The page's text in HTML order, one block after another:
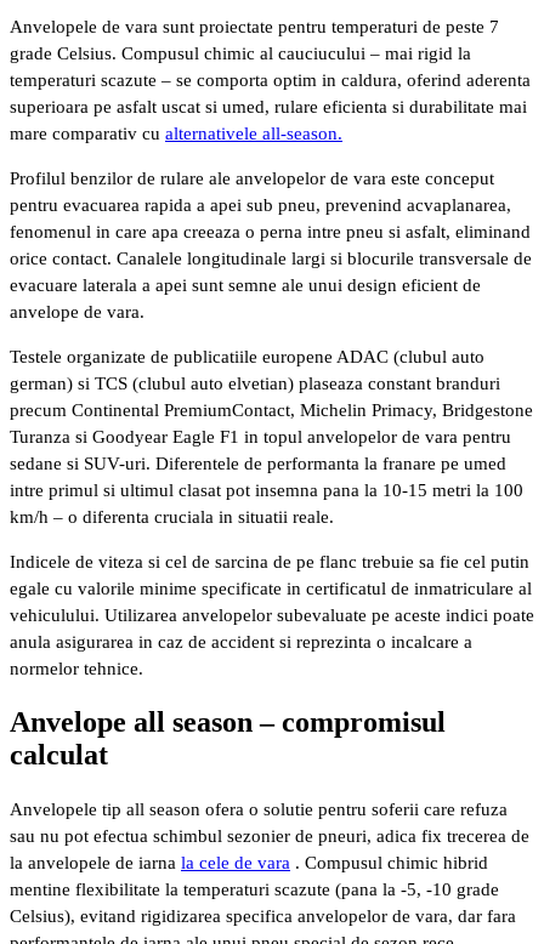
Anvelopele de vara sunt proiectate pentru temperaturi de peste 7
grade Celsius. Compusul chimic al cauciucului – mai rigid la
temperaturi scazute – se comporta optim in caldura, oferind aderenta
superioara pe asfalt uscat si umed, rulare eficienta si durabilitate mai
mare comparativ cu alternativele all-season.
Profilul benzilor de rulare ale anvelopelor de vara este conceput
pentru evacuarea rapida a apei sub pneu, prevenind acvaplanarea,
fenomenul in care apa creeaza o perna intre pneu si asfalt, eliminand
orice contact. Canalele longitudinale largi si blocurile transversale de
evacuare laterala a apei sunt semne ale unui design eficient de
anvelope de vara.
Testele organizate de publicatiile europene ADAC (clubul auto
german) si TCS (clubul auto elvetian) plaseaza constant branduri
precum Continental PremiumContact, Michelin Primacy, Bridgestone
Turanza si Goodyear Eagle F1 in topul anvelopelor de vara pentru
sedane si SUV-uri. Diferentele de performanta la franare pe umed
intre primul si ultimul clasat pot insemna pana la 10-15 metri la 100
km/h – o diferenta cruciala in situatii reale.
Indicele de viteza si cel de sarcina de pe flanc trebuie sa fie cel putin
egale cu valorile minime specificate in certificatul de inmatriculare al
vehiculului. Utilizarea anvelopelor subevaluate pe aceste indici poate
anula asigurarea in caz de accident si reprezinta o incalcare a
normelor tehnice.
Anvelope all season – compromisul
calculat
Anvelopele tip all season ofera o solutie pentru soferii care refuza
sau nu pot efectua schimbul sezonier de pneuri, adica fix trecerea de
la anvelopele de iarna la cele de vara . Compusul chimic hibrid
mentine flexibilitate la temperaturi scazute (pana la -5, -10 grade
Celsius), evitand rigidizarea specifica anvelopelor de vara, dar fara